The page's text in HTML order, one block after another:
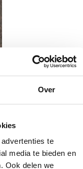
Over
te
media te bieden en
Ook delen we